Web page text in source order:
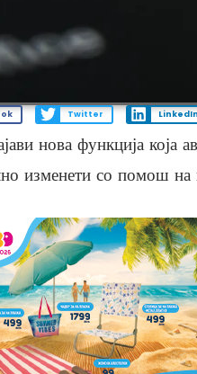
Twitter LinkedIn
нова функција која
изменети со помош